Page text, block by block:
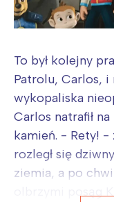
To był kolejny
Patrolu, Carlos, i
wykopaliska
Carlos natrafił
kamień. - Rety! -
rozległ się
ziemia, a po